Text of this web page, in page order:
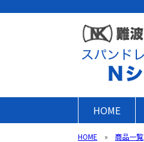
HOME
HOME » 商品一覧